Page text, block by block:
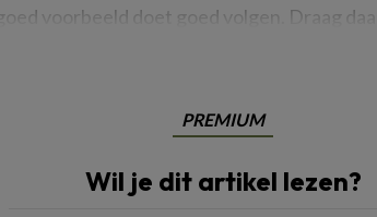
voorbeeld doet goed volgen. Draag
PREMIUM
Wil je dit artikel lezen?